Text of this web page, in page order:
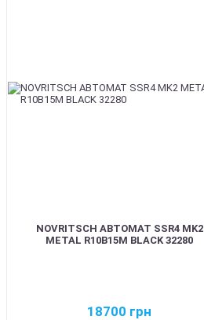
NOVRITSCH АВТОМАТ SSR4 MK2
METAL R10B15M BLACK 32280
18700 грн